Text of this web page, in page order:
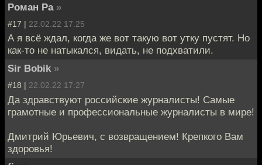
Роман Ра »
#17 | 22.02.22 17:25
А я всё ждал, когда же вот такую вот утку пустят. Но
как-то не натыкался, видать, не подхватили.
Sir Bobik »
#18 | 22.02.22 17:27
Да здравствуют российские журналисты! Самые
грамотные и профессиональные журналисты в мире!
Дмитрий Юрьевич, с возвращением! Крепкого Вам
здоровья!